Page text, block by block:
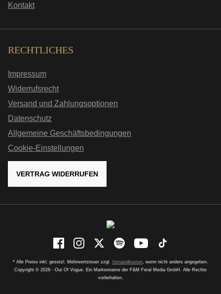
Kontakt
RECHTLICHES
Impressum
Widerrufsrecht
Versand und Zahlungsoptionen
Datenschutz
Allgemeine Geschäftsbedingungen
Cookie-Einstellungen
VERTRAG WIDERRUFEN
* Alle Preise inkl. gesetzl. Mehrwertsteuer zzgl. Versandkosten, wenn nicht anders angegeben.
Copyright © 2026 - Out Of Vogue. Ein Markenname der F&M Feral Media GmbH. Alle Rechte
vorbehalten.